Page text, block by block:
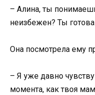
– Алина, ты
неизбежен? Ты
Она посмотрела ему
– Я уже давно
момента, как твоя